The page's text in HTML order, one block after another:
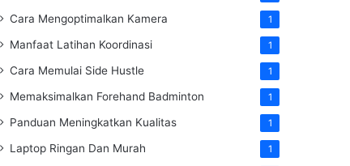
Cara Mengoptimalkan Kamera 1
Manfaat Latihan Koordinasi 1
Cara Memulai Side Hustle 1
Memaksimalkan Forehand Badminton 1
Panduan Meningkatkan Kualitas 1
Laptop Ringan Dan Murah 1